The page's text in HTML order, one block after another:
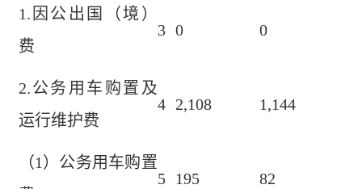
1.因公出国（境）
费
3 0 0
2.公务用车购置及
运行维护费
4 2,108 1,144
（1）公务用车购置
5 195 82